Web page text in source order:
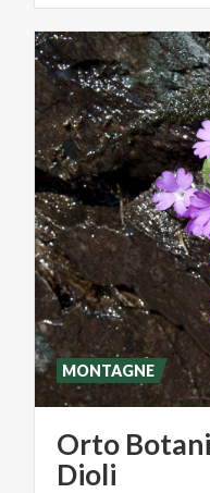
Orto
Dioli
MONTAGNE